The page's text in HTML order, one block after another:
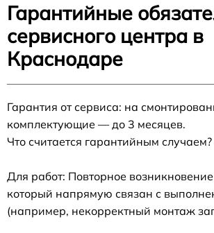
Гарантийные
сервисного центра в
Краснодаре
Гарантия от сервиса: на
комплектующие — до 3 месяцев.
Что считается гарантийным случаем?
Для работ: Повторное
который напрямую связан с
(например, некорректный монтаж